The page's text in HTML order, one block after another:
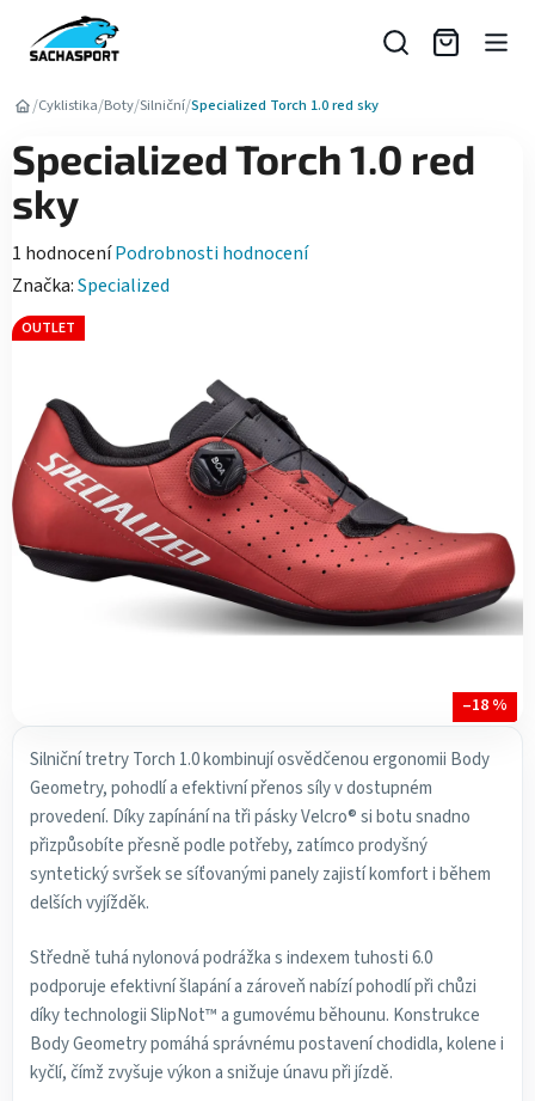
obsah
/Cyklistika/Boty/Silniční/Specialized Torch 1.0 red sky
Silniční tretry Torch 1.0 kombinují osvědčenou ergonomii Body
Geometry, pohodlí a efektivní přenos síly v dostupném
provedení. Díky zapínání na tři pásky Velcro® si botu snadno
přizpůsobíte přesně podle potřeby, zatímco prodyšný
syntetický svršek se síťovanými panely zajistí komfort i během
delších vyjížděk.
Středně tuhá nylonová podrážka s indexem tuhosti 6.0
podporuje efektivní šlapání a zároveň nabízí pohodlí při chůzi
díky technologii SlipNot™ a gumovému běhounu. Konstrukce
Body Geometry pomáhá správnému postavení chodidla, kolene i
kyčlí, čímž zvyšuje výkon a snižuje únavu při jízdě.
Specialized Torch 1.0 red
sky
Průměrné
hodnocení
produktu
je
hvězdiček.
1 hodnoceníPodrobnosti hodnocení
Značka:Specialized
OUTLET
–18 %